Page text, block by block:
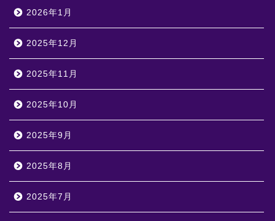
2026年1月
2025年12月
2025年11月
2025年10月
2025年9月
2025年8月
2025年7月